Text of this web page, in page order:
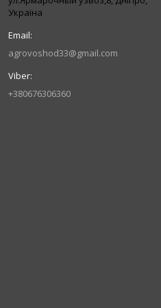
Україна
agrovoshod33@gmail.com
+380676306360